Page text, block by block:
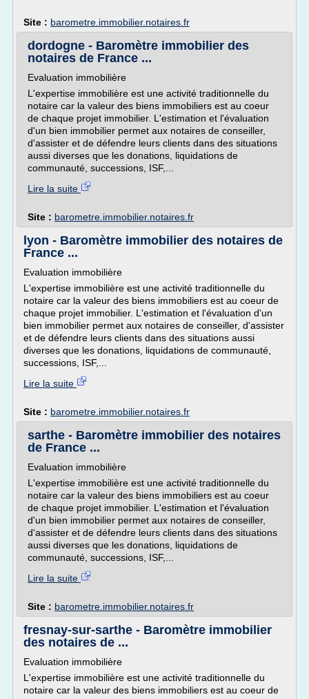
Site : barometre.immobilier.notaires.fr
dordogne - Baromètre immobilier des
notaires de France ...
Evaluation immobilière
L'expertise immobilière est une activité traditionnelle du
notaire car la valeur des biens immobiliers est au coeur
de chaque projet immobilier. L'estimation et l'évaluation
d'un bien immobilier permet aux notaires de conseiller,
d'assister et de défendre leurs clients dans des situations
aussi diverses que les donations, liquidations de
communauté, successions, ISF,...
Lire la suite
Site : barometre.immobilier.notaires.fr
lyon - Baromètre immobilier des notaires de
France ...
Evaluation immobilière
L'expertise immobilière est une activité traditionnelle du
notaire car la valeur des biens immobiliers est au coeur de
chaque projet immobilier. L'estimation et l'évaluation d'un
bien immobilier permet aux notaires de conseiller, d'assister
et de défendre leurs clients dans des situations aussi
diverses que les donations, liquidations de communauté,
successions, ISF,...
Lire la suite
Site : barometre.immobilier.notaires.fr
sarthe - Baromètre immobilier des notaires
de France ...
Evaluation immobilière
L'expertise immobilière est une activité traditionnelle du
notaire car la valeur des biens immobiliers est au coeur
de chaque projet immobilier. L'estimation et l'évaluation
d'un bien immobilier permet aux notaires de conseiller,
d'assister et de défendre leurs clients dans des situations
aussi diverses que les donations, liquidations de
communauté, successions, ISF,...
Lire la suite
Site : barometre.immobilier.notaires.fr
fresnay-sur-sarthe - Baromètre immobilier
des notaires de ...
Evaluation immobilière
L'expertise immobilière est une activité traditionnelle du
notaire car la valeur des biens immobiliers est au coeur de